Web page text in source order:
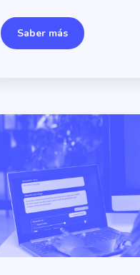
Saber más